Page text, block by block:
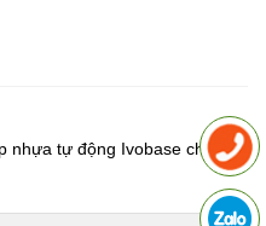
nhựa tự động Ivobase cho